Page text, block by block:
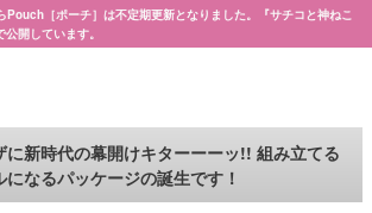
Pouch［ポーチ］は不定期更新となりました。『サチコと神ねこ
公開しています。
に新時代の幕開けキターーーッ!! 組み立てる
なるパッケージの誕生です！